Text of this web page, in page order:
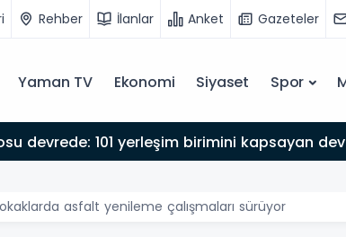
Rehber İlanlar Anket Gazeteler
Yaman TV Ekonomi Siyaset Spor
devrede: 101 yerleşim birimini kapsayan
asfalt yenileme çalışmaları sürüyor